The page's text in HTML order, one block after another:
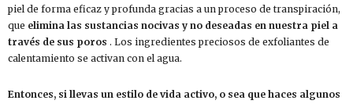
piel de forma eficaz y profunda gracias a un proceso de transpiración,
que elimina las sustancias nocivas y no deseadas en nuestra piel a
través de sus poros . Los ingredientes preciosos de exfoliantes de
calentamiento se activan con el agua.
Entonces, si llevas un estilo de vida activo, o sea que haces algunos